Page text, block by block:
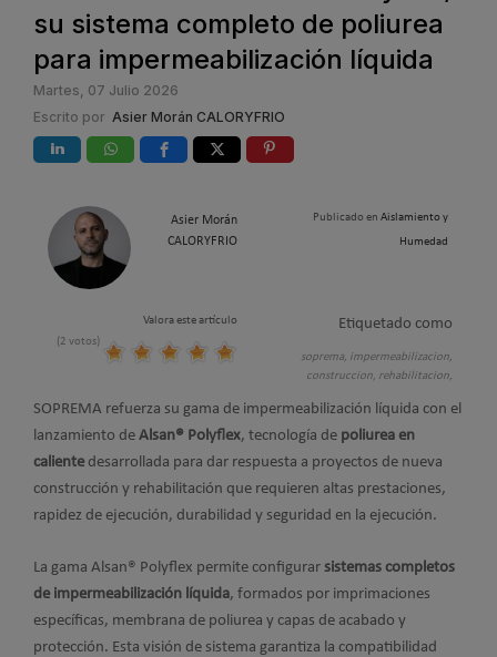
su sistema completo de poliurea
para impermeabilización líquida
Martes, 07 Julio 2026
Escrito por Asier Morán CALORYFRIO
Asier Morán
CALORYFRIO
Publicado en Aislamiento y
Humedad
Valora este artículo
(2 votos)
Etiquetado como
soprema, impermeabilizacion,
construccion, rehabilitacion,
SOPREMA refuerza su gama de impermeabilización líquida con el
lanzamiento de Alsan® Polyflex, tecnología de poliurea en
calientedesarrollada para dar respuesta a proyectos de nueva
construcción y rehabilitación que requieren altas prestaciones,
rapidez de ejecución, durabilidad y seguridad en la ejecución.
La gama Alsan® Polyflex permite configurar sistemas completos
de impermeabilización líquida, formados por imprimaciones
específicas, membrana de poliurea y capas de acabado y
protección. Esta visión de sistema garantiza la compatibilidad